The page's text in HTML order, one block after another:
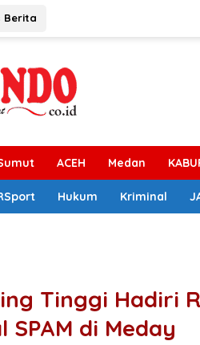
Berita
ACEH Medan
Hukum Kriminal
Tinggi Hadiri
di Meday